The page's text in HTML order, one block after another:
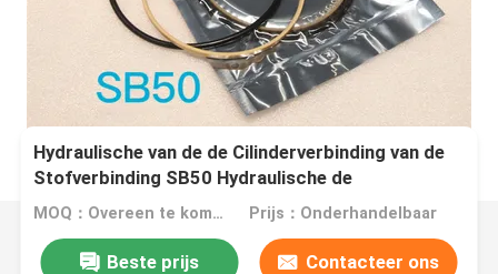
Hydraulische van de de Cilinderverbinding van de
Stofverbinding SB50 Hydraulische de
Uitrustingenfabrikanten
MOQ：Overeen te komen Prijs：Onderhandelbaar
Beste prijs Contacteer ons